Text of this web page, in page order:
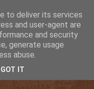
to deliver its services
and user-agent are
and security
generate usage
abuse.
GOT IT